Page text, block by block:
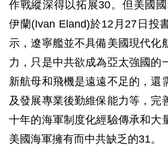
作戰縱深得以拓展30。但美國
伊蘭(Ivan Eland)於12月27日投
示，遼寧艦並不具備美國現代化
力，只是中共欲成為亞太強國的
新航母和飛機是遠遠不足的，還
及發展專業後勤維保能力等，完
十年的海軍制度化經驗傳承和大
美國海軍擁有而中共缺乏的31。